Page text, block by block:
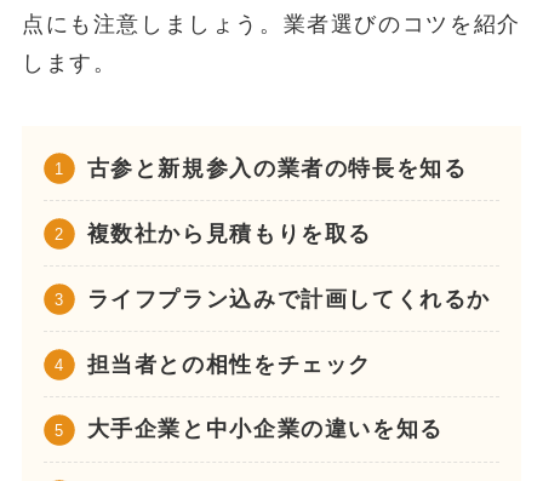
点にも注意しましょう。業者選びのコツを紹介
します。
古参と新規参入の業者の特長を知る
複数社から見積もりを取る
ライフプラン込みで計画してくれるか
担当者との相性をチェック
大手企業と中小企業の違いを知る